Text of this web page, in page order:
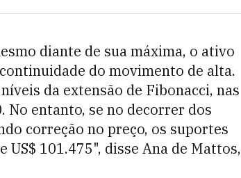
diante de sua máxima, o ativo
do movimento de alta.
da extensão de Fibonacci, nas
No entanto, se no decorrer dos
correção no preço, os suportes
US$ 101.475", disse Ana de Mattos,